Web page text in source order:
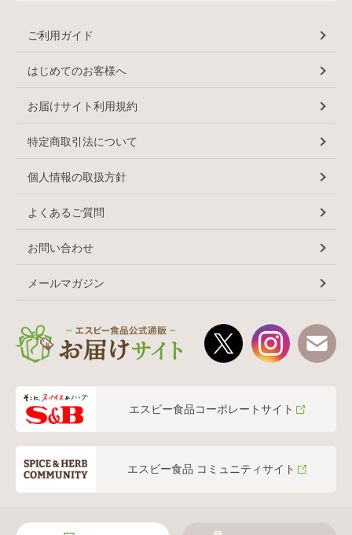
ご利用ガイド
はじめてのお客様へ
お届けサイト利用規約
特定商取引法について
個人情報の取扱方針
よくあるご質問
お問い合わせ
メールマガジン
エスビー食品コーポレートサイト
エスビー食品 コミュニティサイト